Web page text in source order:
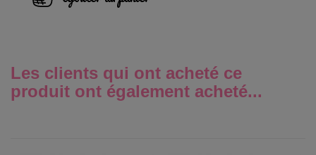
Les clients qui ont acheté ce
produit ont également acheté...